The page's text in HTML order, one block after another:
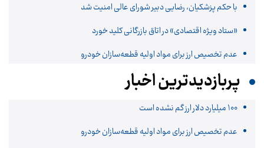
با حکم پزشکیان، رضایی دبیر شورای عالی امنیت شد
«ستاد ویژه اقتصادی» در اتاق بازرگانی کلید خورد
عدم تخصیص ارز برای مواد اولیه قطعه‌سازان خودرو
پربازدیدترین اخبار
۱۰۰ میلیارد دلار ارز گم نشده است
عدم تخصیص ارز برای مواد اولیه قطعه‌سازان خودرو